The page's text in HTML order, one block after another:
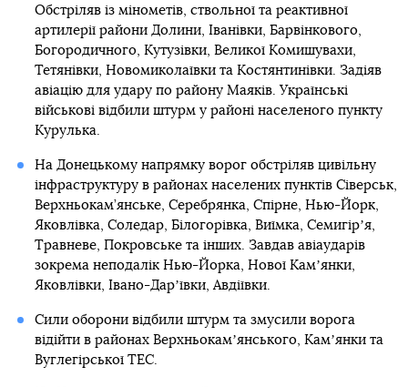
Обстріляв із мінометів, ствольної та реактивної
артилерії райони Долини, Іванівки, Барвінкового,
Богородичного, Кутузівки, Великої Комишувахи,
Тетянівки, Новомиколаївки та Костянтинівки. Задіяв
авіацію для удару по району Маяків. Українські
військові відбили штурм у районі населеного пункту
Курулька.
На Донецькому напрямку ворог обстріляв цивільну
інфраструктуру в районах населених пунктів Сіверськ,
Верхньокам’янське, Серебрянка, Спірне, Нью-Йорк,
Яковлівка, Соледар, Білогорівка, Виїмка, Семигірʼя,
Травневе, Покровське та інших. Завдав авіаударів
зокрема неподалік Нью-Йорка, Нової Камʼянки,
Яковлівки, Івано-Дарʼївки, Авдіївки.
Сили оборони відбили штурм та змусили ворога
відійти в районах Верхньокамʼянського, Камʼянки та
Вуглегірської ТЕС.